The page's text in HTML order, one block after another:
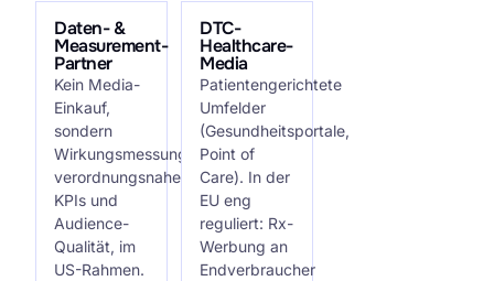
Daten- &
Measurement-
Partner
Kein Media-
Einkauf,
sondern
Wirkungsmessung:
verordnungsnahe
KPIs und
Audience-
Qualität, im
US-Rahmen.
DTC-
Healthcare-
Media
Patientengerichtete
Umfelder
(Gesundheitsportale,
Point of
Care). In der
EU eng
reguliert: Rx-
Werbung an
Endverbraucher